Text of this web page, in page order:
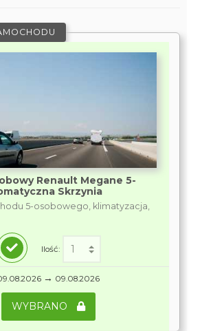
Renault Megane 5-
Skrzynia
5-osobowego, klimatyzacja,
Ilość:
→ 09.08.2026
WYBRANO